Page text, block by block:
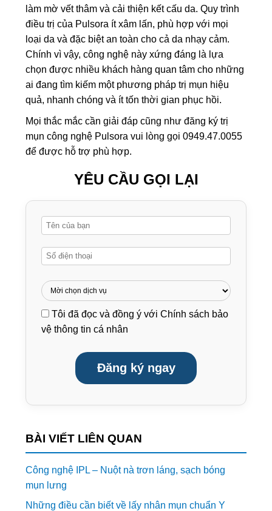
làm mờ vết thâm và cải thiện kết cấu da. Quy trình
điều trị của Pulsora ít xâm lấn, phù hợp với mọi
loại da và đặc biệt an toàn cho cả da nhạy cảm.
Chính vì vậy, công nghệ này xứng đáng là lựa
chọn được nhiều khách hàng quan tâm cho những
ai đang tìm kiếm một phương pháp trị mụn hiệu
quả, nhanh chóng và ít tốn thời gian phục hồi.
Mọi thắc mắc cần giải đáp cũng như đăng ký trị
mụn công nghệ Pulsora vui lòng gọi 0949.47.0055
để được hỗ trợ phù hợp.
YÊU CẦU GỌI LẠI
Tôi đã đọc và đồng ý vớiChính sách bảo
vệ thông tin cá nhân
Đăng ký ngay
BÀI VIẾT LIÊN QUAN
Công nghệ IPL – Nuột nà trơn láng, sạch bóng
mụn lưng
Những điều cần biết về lấy nhân mụn chuẩn Y